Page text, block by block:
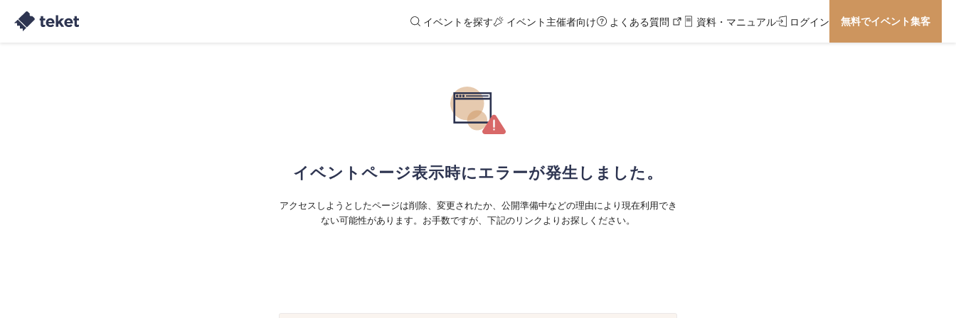
イベントを探す イベント主催者向け よくある質問 資料・マニュアル ログイン 無料でイベント集客
イベントページ表示時にエラーが発生しました。
アクセスしようとしたページは削除、変更されたか、公開準備中などの理由により現在利用でき
ない可能性があります。お手数ですが、下記のリンクよりお探しください。